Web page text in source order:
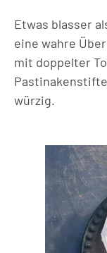
Etwas blasser
eine wahre
mit doppelter
würzig.